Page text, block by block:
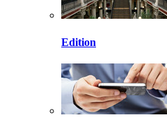
Edition